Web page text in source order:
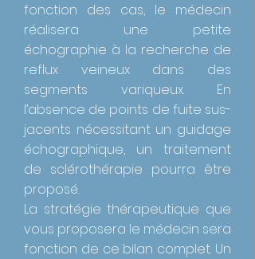
fonction des cas, le médecin
réalisera une petite
échographie à la recherche de
reflux veineux dans des
segments variqueux. En
l’absence de points de fuite sus-
jacents nécessitant un guidage
échographique, un traitement
de sclérothérapie pourra être
proposé.
La stratégie thérapeutique que
vous proposera le médecin sera
fonction de ce bilan complet. Un